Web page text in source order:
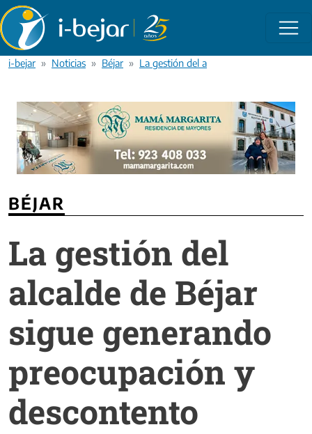
Pasar al contenido principal
i-bejar Noticias Béjar La gestión del alcalde de Béjar sigue
BÉJAR
La gestión del
alcalde de Béjar
sigue generando
preocupación y
descontento